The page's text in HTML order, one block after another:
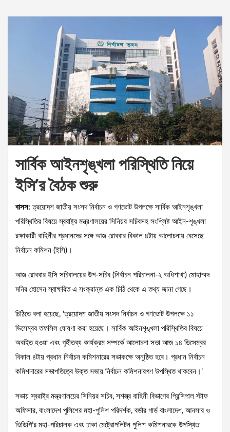
সার্বিক আইনশৃঙ্খলা পরিস্থিতি নিয়ে
ইসি’র বৈঠক শুরু
বাসস:ত্রয়োদশ জাতীয় সংসদ নির্বাচন ও গণভোট উপলক্ষে সার্বিক আইনশৃঙ্খলা
পরিস্থিতির বিষয়ে স্বরাষ্ট্র মন্ত্রণালয়ের সিনিয়র সচিবসহ সংশ্লিষ্ট আইন-শৃঙ্খলা
রক্ষাকারী বাহিনীর প্রধানদের সঙ্গে আজ রোববার বিকাল ৪টায় আলোচনায় বেসেছে
নির্বাচন কমিশন (ইসি)।
আজ রোববার ইসি সচিবালয়ের উপ-সচিব (নির্বাচন পরিচালনা-২ অধিশাখা) মোহাম্মদ
মনির হোসেন স্বাক্ষরিত এ সংক্রান্ত এক চিঠি থেকে এ তথ্য জানা গেছে।
চিঠিতে বলা হয়েছে, ‘ত্রয়োদশ জাতীয় সংসদ নির্বাচন ও গণভোট উপলক্ষে ১১
ডিসেম্বর তফসিল ঘোষণা করা হয়েছে। সার্বিক আইনশৃঙ্খলা পরিস্থিতির বিষয়ে
অবহিত হওয়া এবং গৃহীতব্য কার্যক্রম সম্পর্কে আলোচনা সভা আজ ১৪ ডিসেম্বর
বিকাল ৪টায় প্রধান নির্বাচন কমিশনারের সভাকক্ষে অনুষ্ঠিত হবে। প্রধান নির্বাচন
কমিশনারের সভাপতিত্বে উক্ত সভায় নির্বাচন কমিশনারগণ উপস্থিত থাকবেন।’
সভায় স্বরাষ্ট্র মন্ত্রণালয়ের সিনিয়র সচিব, সশস্ত্র বাহিনী বিভাগের প্রিন্সিপাল স্টাফ
অফিসার, বাংলাদেশ পুলিশের মহা-পুলিশ পরিদর্শক, বর্ডার গার্ড বাংলাদেশ, আনসার ও
ভিডিপি’র মহা-পরিচালক এবং ঢাকা মেট্রোপলিটন পুলিশ কমিশনারকে উপস্থিত